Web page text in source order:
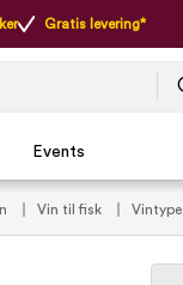
Gratis levering*
Events
Vin til fisk Vintype